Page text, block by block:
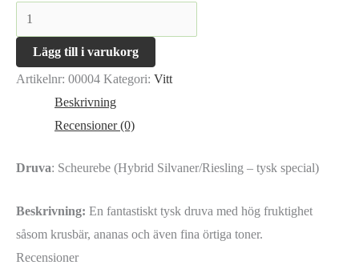
Neder
-
Scheurebe
mängd
Lägg till i varukorg
Artikelnr: 00004 Kategori: Vitt
Beskrivning
Recensioner (0)
Druva: Scheurebe (Hybrid Silvaner/Riesling – tysk special)
Beskrivning: En fantastiskt tysk druva med hög fruktighet
såsom krusbär, ananas och även fina örtiga toner.
Recensioner